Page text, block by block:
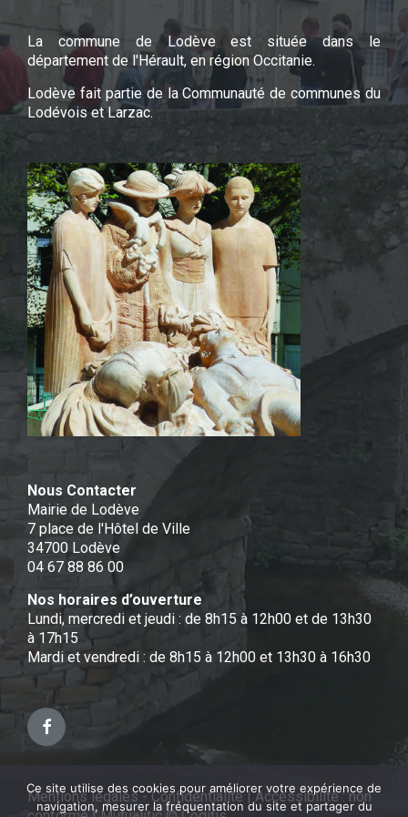
La commune de Lodève est située dans le
département de l'Hérault, en région Occitanie.
Lodève fait partie de la Communauté de communes du
Lodévois et Larzac.
Nous Contacter
Mairie de Lodève
7 place de l'Hôtel de Ville
34700 Lodève
04 67 88 86 00
Nos horaires d’ouverture
Lundi, mercredi et jeudi : de 8h15 à 12h00 et de 13h30
à 17h15
Mardi et vendredi : de 8h15 à 12h00 et 13h30 à 16h30
Facebook
Mentions légales - Confidentialité|Accessibilité : non
Ce site utilise des cookies pour améliorer votre expérience de
navigation, mesurer la fréquentation du site et partager du